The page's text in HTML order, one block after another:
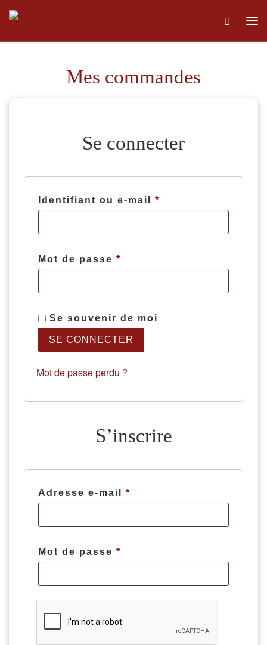
Skip to content
Mes commandes
Se connecter
Identifiant ou e-mail *
Mot de passe *
Se souvenir de moi
SE CONNECTER
Mot de passe perdu ?
S’inscrire
Adresse e-mail *
Mot de passe *